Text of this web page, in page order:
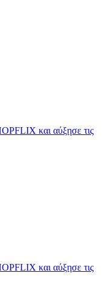
και αύξησε τις
και αύξησε τις